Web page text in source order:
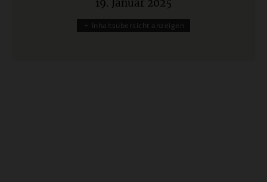
:
19. Januar 2025
Inhaltsübersicht anzeigen